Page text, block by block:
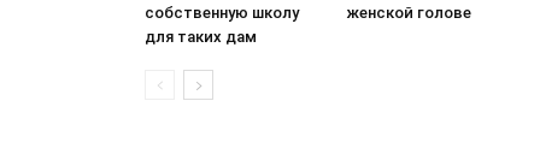
собственную школу
для таких дам
женской голове